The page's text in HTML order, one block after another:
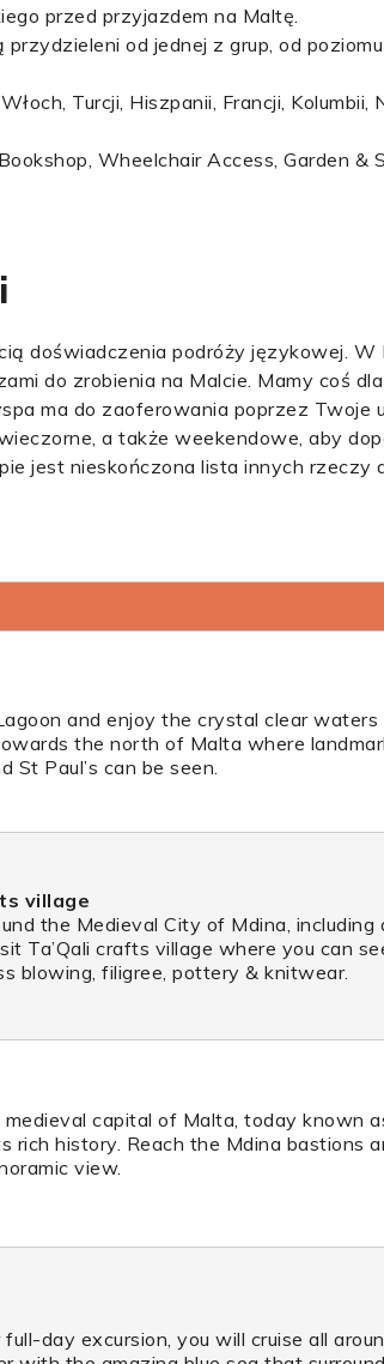
przed przyjazdem na Maltę.
od jednej z grup, od
Turcji, Hiszpanii, Francji, Kolumbii,
Wheelchair Access, Garden &
doświadczenia podróży językowej. W
do zrobienia na Malcie. Mamy coś
ma do zaoferowania poprzez Twoje
a także weekendowe, aby
jest nieskończona lista innych rzeczy
and enjoy the crystal clear
the north of Malta where
St Paul’s can be seen.
village
the Medieval City of Mdina,
Ta’Qali crafts village where you can
blowing, filigree, pottery & knitwear.
capital of Malta, today known
rich history. Reach the Mdina bastions
view.
day excursion, you will cruise all